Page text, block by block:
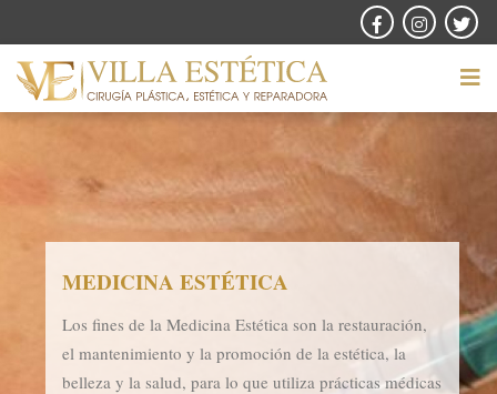
MEDICINA ESTÉTICA
Los fines de la Medicina Estética son la restauración,
el mantenimiento y la promoción de la estética, la
belleza y la salud, para lo que utiliza prácticas médicas